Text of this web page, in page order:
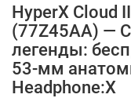
HyperX Cloud
(77Z45AA) —
легенды:
53-мм
Headphone:X